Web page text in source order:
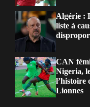
Algérie :
liste à
CAN
Nigeria,
l’histoire
Lionnes